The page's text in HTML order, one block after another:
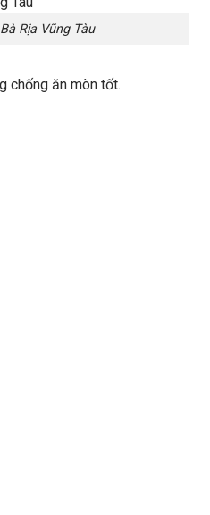
Rịa Vũng Tàu
chống ăn mòn tốt.